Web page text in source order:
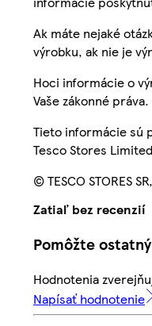
Ak máte nejaké
výrobku, ak nie je
Hoci informácie o
Vaše zákonné práva.
Tieto informácie sú
Tesco Stores
© TESCO STORES
Zatiaľ bez recenzií
Pomôžte
Hodnotenia
Napísať hodnotenie